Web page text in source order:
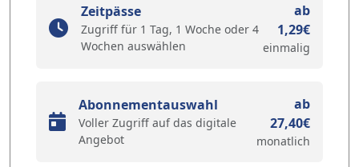
Zeitpässe
Zugriff für 1 Tag, 1 Woche oder 4
Wochen auswählen
ab
1,29€
einmalig
Abonnementauswahl
Voller Zugriff auf das digitale
Angebot
ab
27,40€
monatlich